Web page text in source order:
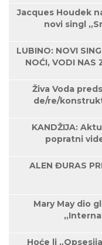
Jacques Houdek
novi singl
LUBINO: NOVI
NOĆI, VODI NAS
Živa Voda
de/re/
KANDŽIJA:
popratni
ALEN ĐURAS
Mary May dio
Hoće li